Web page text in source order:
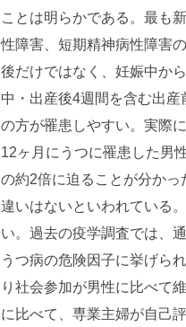
ことは明らかである。最も
性障害、短期精神病性障害
後だけではなく、妊娠中か
中・出産後4週間を含む出
の方が罹患しやすい。実際
12ヶ月にうつに罹患した男
の約2倍に迫ることが分か
違いはないといわれている
い。過去の疫学調査では、
うつ病の危険因子に挙げら
り社会参加が男性に比べて
に比べて、専業主婦が自己